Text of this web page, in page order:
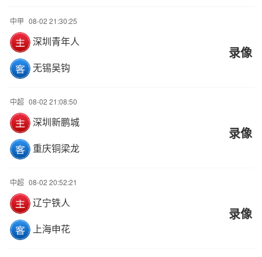
中甲 08-02 21:30:25
深圳青年人
无锡吴钩
录像
中超 08-02 21:08:50
深圳新鹏城
重庆铜梁龙
录像
中超 08-02 20:52:21
辽宁铁人
上海申花
录像